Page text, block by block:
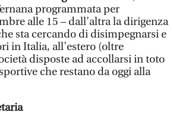
programmata per
alle 15 – dall’altra la dirigenza
sta cercando di disimpegnarsi e
in Italia, all’estero (oltre
disposte ad accollarsi in toto
che restano da oggi alla